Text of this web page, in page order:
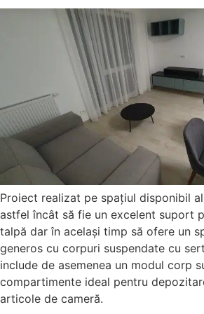
Proiect realizat pe spațiul disponibil
astfel încât să fie un excelent suport
talpă dar în același timp să ofere un
generos cu corpuri suspendate cu
include de asemenea un modul corp
compartimente ideal pentru
articole de cameră.